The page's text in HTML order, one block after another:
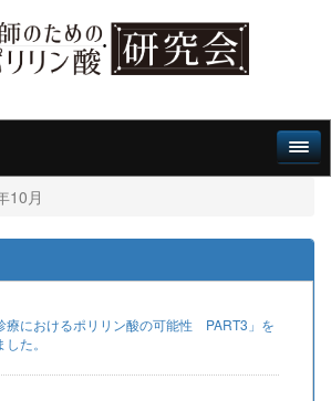
10月
療におけるポリリン酸の可能性 PART3」を
た。